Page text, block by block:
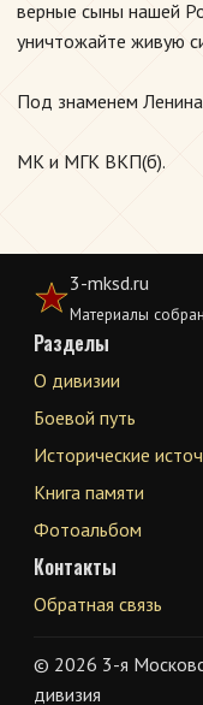
верные сыны нашей
уничтожайте живую
Под знаменем
МК и МГК ВКП(б).
3-mksd.ru
Материалы
Разделы
О дивизии
Боевой путь
Исторические
Книга памяти
Фотоальбом
Контакты
Обратная связь
© 2026 3-я
дивизия